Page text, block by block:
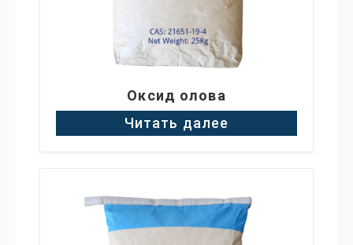
Оксид олова
Читать далее